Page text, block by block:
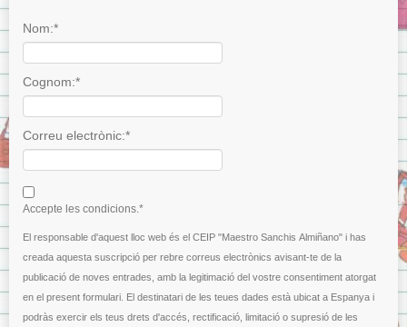
Nom:*
Cognom:*
I agree terms and conditions.*
Correu electrònic:*
Accepte les condicions.*
El responsable d'aquest lloc web és el CEIP "Maestro Sanchis Almiñano" i has
creada aquesta suscripció per rebre correus electrònics avisant-te de la
publicació de noves entrades, amb la legitimació del vostre consentiment atorgat
en el present formulari. El destinatari de les teues dades està ubicat a Espanya i
podràs exercir els teus drets d'accés, rectificació, limitació o supresió de les